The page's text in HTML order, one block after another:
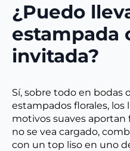
¿Puedo
estampada
invitada?
Sí, sobre todo en bodas
estampados florales, los
motivos suaves aportan
no se vea cargado,
con un top liso en uno